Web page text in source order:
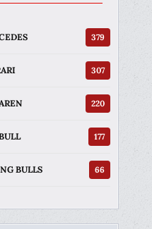
379
307
220
177
BULLS 66